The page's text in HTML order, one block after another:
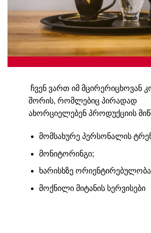
ჩვენ ვართ იმ მცირერიცხოვან
შორის, რომლებიც პირადად
ახორციელებენ პროდუქციის
მომსახურე პერსონალის
მონიტორინგი;
ხარისხზე
მოქნილი მიტანის სერვისები